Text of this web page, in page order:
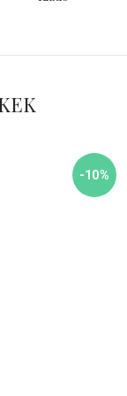
-10%